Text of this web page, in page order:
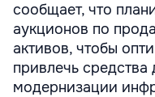
сообщает, что
аукционов по
активов, чтобы
привлечь средства
модернизации